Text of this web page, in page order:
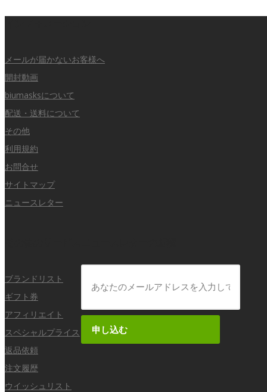
メールが届かないお客様へ
開封動画
biumasksについて
配送・送料について
その他
利用規約
お問合せ
サイトマップ
ニュースレター
ブランドリスト
ギフト券
アフィリエイト
スペシャルプライス
返品依頼
注文履歴
ウイッシュリスト
申し込む